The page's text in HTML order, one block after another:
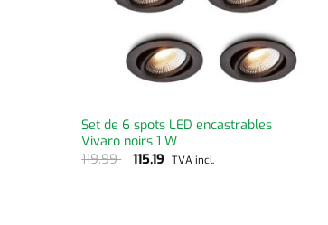
Set de 6 spots LED encastrables
Vivaro noirs 1 W
119,99
115,19 TVA incl.